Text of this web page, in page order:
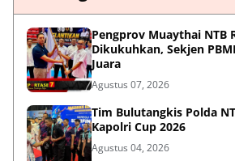
Pengprov Muaythai NTB
Dikukuhkan, Sekjen
Juara
Agustus 07, 2026
Tim Bulutangkis Polda
Kapolri Cup 2026
Agustus 04, 2026